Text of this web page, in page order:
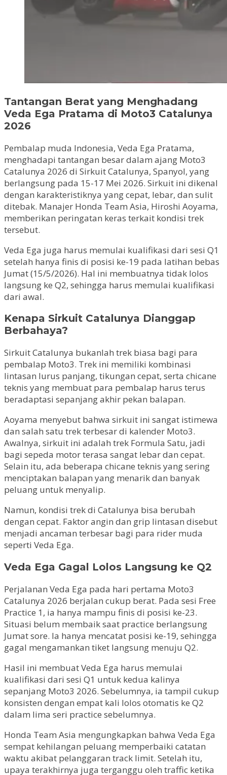
Tantangan Berat yang Menghadang
Veda Ega Pratama di Moto3 Catalunya
2026
Pembalap muda Indonesia, Veda Ega Pratama,
menghadapi tantangan besar dalam ajang Moto3
Catalunya 2026 di Sirkuit Catalunya, Spanyol, yang
berlangsung pada 15-17 Mei 2026. Sirkuit ini dikenal
dengan karakteristiknya yang cepat, lebar, dan sulit
ditebak. Manajer Honda Team Asia, Hiroshi Aoyama,
memberikan peringatan keras terkait kondisi trek
tersebut.
Veda Ega juga harus memulai kualifikasi dari sesi Q1
setelah hanya finis di posisi ke-19 pada latihan bebas
Jumat (15/5/2026). Hal ini membuatnya tidak lolos
langsung ke Q2, sehingga harus memulai kualifikasi
dari awal.
Kenapa Sirkuit Catalunya Dianggap
Berbahaya?
Sirkuit Catalunya bukanlah trek biasa bagi para
pembalap Moto3. Trek ini memiliki kombinasi
lintasan lurus panjang, tikungan cepat, serta chicane
teknis yang membuat para pembalap harus terus
beradaptasi sepanjang akhir pekan balapan.
Aoyama menyebut bahwa sirkuit ini sangat istimewa
dan salah satu trek terbesar di kalender Moto3.
Awalnya, sirkuit ini adalah trek Formula Satu, jadi
bagi sepeda motor terasa sangat lebar dan cepat.
Selain itu, ada beberapa chicane teknis yang sering
menciptakan balapan yang menarik dan banyak
peluang untuk menyalip.
Namun, kondisi trek di Catalunya bisa berubah
dengan cepat. Faktor angin dan grip lintasan disebut
menjadi ancaman terbesar bagi para rider muda
seperti Veda Ega.
Veda Ega Gagal Lolos Langsung ke Q2
Perjalanan Veda Ega pada hari pertama Moto3
Catalunya 2026 berjalan cukup berat. Pada sesi Free
Practice 1, ia hanya mampu finis di posisi ke-23.
Situasi belum membaik saat practice berlangsung
Jumat sore. Ia hanya mencatat posisi ke-19, sehingga
gagal mengamankan tiket langsung menuju Q2.
Hasil ini membuat Veda Ega harus memulai
kualifikasi dari sesi Q1 untuk kedua kalinya
sepanjang Moto3 2026. Sebelumnya, ia tampil cukup
konsisten dengan empat kali lolos otomatis ke Q2
dalam lima seri practice sebelumnya.
Honda Team Asia mengungkapkan bahwa Veda Ega
sempat kehilangan peluang memperbaiki catatan
waktu akibat pelanggaran track limit. Setelah itu,
upaya terakhirnya juga terganggu oleh traffic ketika